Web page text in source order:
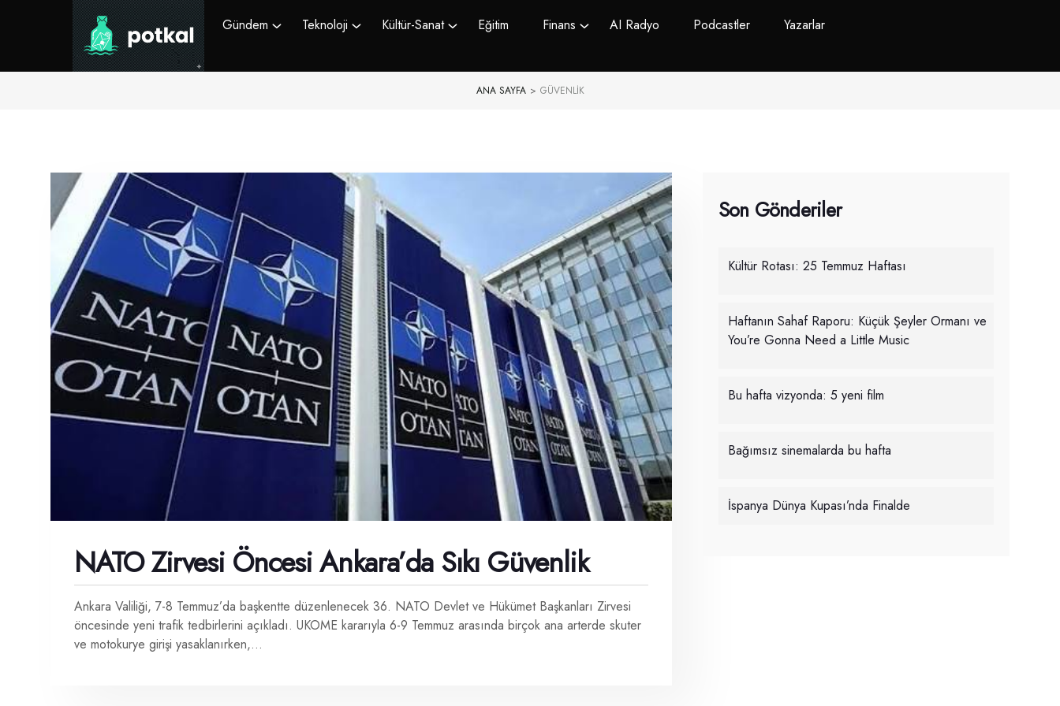
Gündem Teknoloji Kültür-Sanat Eğitim Finans AI Radyo Podcastler Yazarlar
ANA SAYFA > GÜVENLIK
NATO Zirvesi Öncesi Ankara’da Sıkı Güvenlik
Ankara Valiliği, 7-8 Temmuz’da başkentte düzenlenecek 36. NATO Devlet ve Hükümet Başkanları Zirvesi
öncesinde yeni trafik tedbirlerini açıkladı. UKOME kararıyla 6-9 Temmuz arasında birçok ana arterde skuter
ve motokurye girişi yasaklanırken,...
Son Gönderiler
Kültür Rotası: 25 Temmuz Haftası
Haftanın Sahaf Raporu: Küçük Şeyler Ormanı ve
You’re Gonna Need a Little Music
Bu hafta vizyonda: 5 yeni film
Bağımsız sinemalarda bu hafta
İspanya Dünya Kupası’nda Finalde